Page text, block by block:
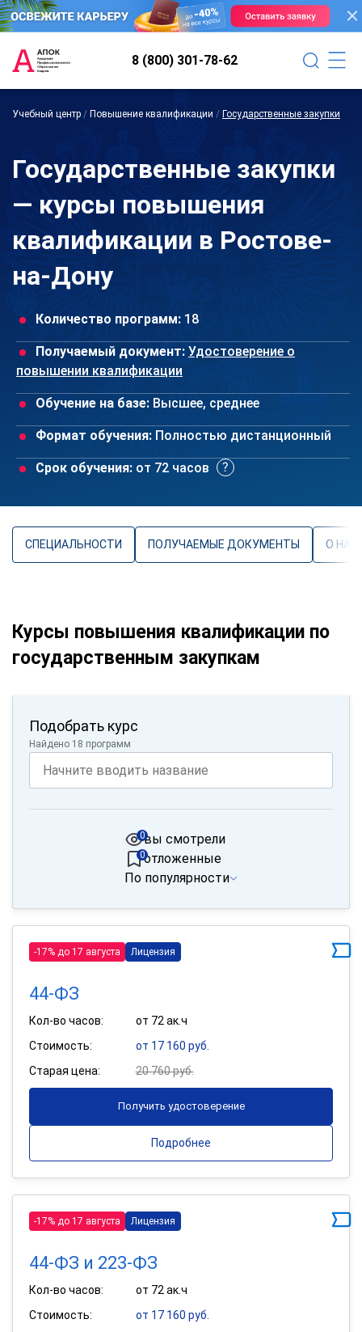
8 (800) 301-78-62
Учебный центр / Повышение квалификации / Государственные закупки
Государственные закупки
— курсы повышения
квалификации в Ростове-
на-Дону
Количество программ: 18
Получаемый документ: Удостоверение о
повышении квалификации
Обучение на базе: Высшее, среднее
Формат обучения: Полностью дистанционный
Срок обучения: от 72 часов
СПЕЦИАЛЬНОСТИ ПОЛУЧАЕМЫЕ ДОКУМЕНТЫ О
Курсы повышения квалификации по
государственным закупкам
Подобрать курс
Найдено 18 программ
вы смотрели
0
отложенные
0
По популярности
-17% до 17 августа Лицензия
44-ФЗ
Кол-во часов:
от 72 ак.ч
Стоимость:
от 17 160 руб.
Старая цена:
20 760 руб.
Получить удостоверение
Подробнее
-17% до 17 августа Лицензия
44-ФЗ и 223-ФЗ
Кол-во часов:
от 72 ак.ч
Стоимость:
от 17 160 руб.